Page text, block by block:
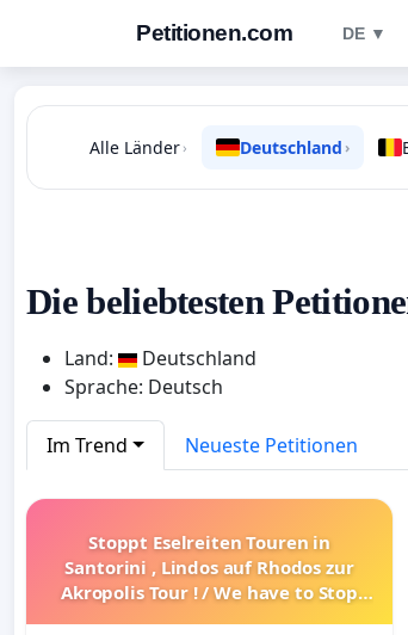
Petitionen.com DE ▼
Alle Länder› Deutschland ›
Die beliebtesten
Land:
Deutschland
Sprache: Deutsch
Im Trend Neueste Petitionen
Stoppt Eselreiten Touren in
Santorini , Lindos auf Rhodos zur
Akropolis Tour ! / We have to Stop